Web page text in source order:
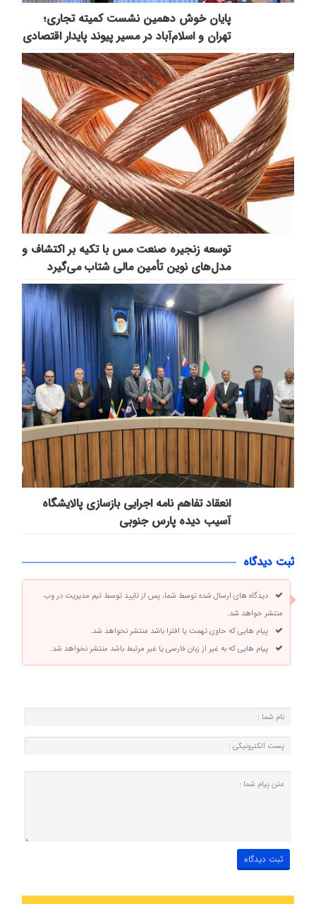
پایان خوش دهمین نشست کمیته تجاری؛
تهران و اسلام‌آباد در مسیر پیوند پایدار اقتصادی
توسعه زنجیره صنعت مس با تکیه بر اکتشاف و
مدل‌های نوین تأمین مالی شتاب می‌گیرد
انعقاد تفاهم نامه اجرایی بازسازی پالایشگاه
آسیب دیده پارس جنوبی
ثبت دیدگاه
دیدگاه های ارسال شده توسط شما، پس از تایید توسط تیم مدیریت در وب
منتشر خواهد شد.
پیام هایی که حاوی تهمت یا افترا باشد منتشر نخواهد شد.
پیام هایی که به غیر از زبان فارسی یا غیر مرتبط باشد منتشر نخواهد شد.